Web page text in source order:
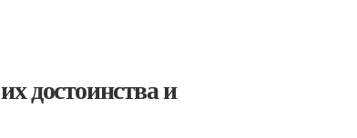
достоинства и